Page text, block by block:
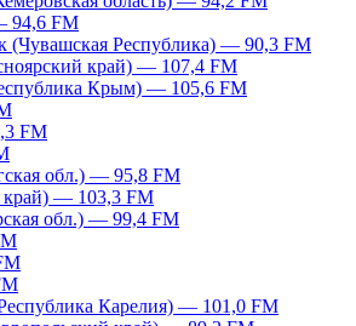
94,6 FM
(Чувашская Республика) — 90,3 FM
край) — 107,4 FM
Крым) — 105,6 FM
FM
обл.) — 95,8 FM
— 103,3 FM
обл.) — 99,4 FM
Карелия) — 101,0 FM